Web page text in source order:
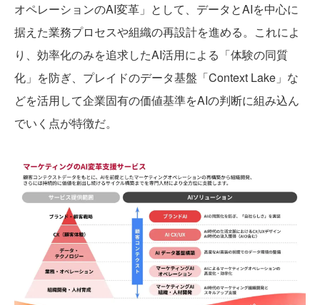
オペレーションのAI変革」として、データとAIを中心に
据えた業務プロセスや組織の再設計を進める。これによ
り、効率化のみを追求したAI活用による「体験の同質
化」を防ぎ、プレイドのデータ基盤「Context Lake」な
どを活用して企業固有の価値基準をAIの判断に組み込ん
でいく点が特徴だ。